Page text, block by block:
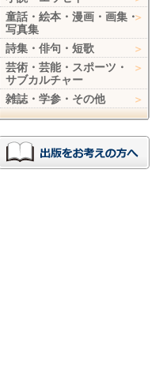
童話・絵本・漫画・画集・
写真集
詩集・俳句・短歌
芸術・芸能・スポーツ・
サブカルチャー
雑誌・学参・その他